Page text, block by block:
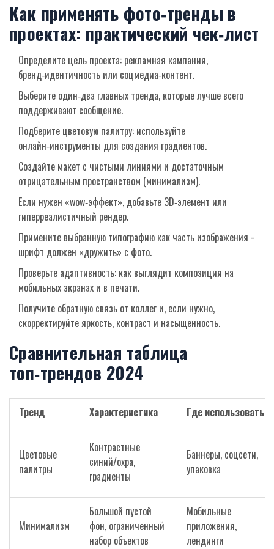
Как применять фото‑тренды в
проектах: практический чек‑лист
Определите цель проекта: рекламная кампания,
бренд‑идентичность или соцмедиа‑контент.
Выберите один‑два главных тренда, которые лучше всего
поддерживают сообщение.
Подберите цветовую палитру: используйте
онлайн‑инструменты для создания градиентов.
Создайте макет с чистыми линиями и достаточным
отрицательным пространством (минимализм).
Если нужен «wow‑эффект», добавьте 3D‑элемент или
гиперреалистичный рендер.
Примените выбранную типографию как часть изображения -
шрифт должен «дружить» с фото.
Проверьте адаптивность: как выглядит композиция на
мобильных экранах и в печати.
Получите обратную связь от коллег и, если нужно,
скорректируйте яркость, контраст и насыщенность.
Сравнительная таблица
топ‑трендов 2024
Тренд Характеристика Где использовать
Цветовые
палитры
Контрастные
синий/охра,
градиенты
Баннеры, соцсети,
упаковка
Минимализм
Большой пустой
фон, ограниченный
набор объектов
Мобильные
приложения,
лендинги